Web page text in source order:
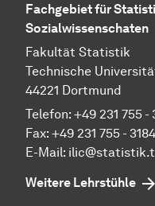
Fachgebiet für
Sozialwissenschaten
Fakultät Statistik
Technische
44221 Dortmund
Telefon: +49 231 755 -
Fax: +49 231 755 - 3184
E-Mail:
Weitere Lehrstühle